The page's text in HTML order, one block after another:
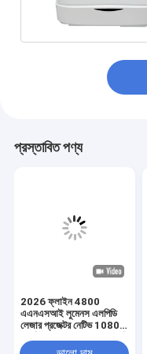
প্রস্তাবিত পণ্য
2026 ফ্লাইন 4800
এএনএসআই লুমেনস এলপিডি
লেজার প্রজেক্টর নেটিভ 1080p
থ্রো 3 ডি সিনেমা হোম থিয়েটার